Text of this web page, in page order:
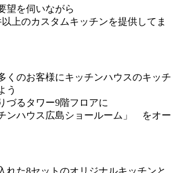
望を伺いながら
上のカスタムキッチンを提供してま
くのお客様にキッチンハウスのキッチ
う
づるタワー9階フロアに
ンハウス広島ショールーム」 をオー
れた8セットのオリジナルキッチンと